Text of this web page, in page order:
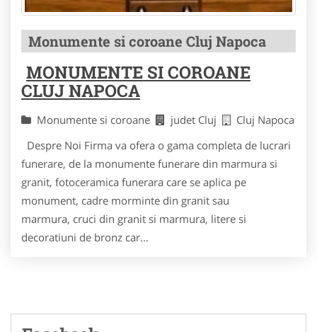
Monumente si coroane Cluj Napoca
MONUMENTE SI COROANE
CLUJ NAPOCA
Monumente si coroane judet Cluj
Cluj Napoca
Despre Noi Firma va ofera o gama completa de lucrari
funerare, de la monumente funerare din marmura si
granit, fotoceramica funerara care se aplica pe
monument, cadre morminte din granit sau
marmura, cruci din granit si marmura, litere si
decoratiuni de bronz car...